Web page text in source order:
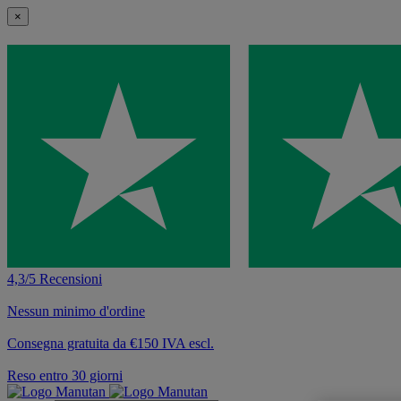
×
4,3/5 Recensioni
Nessun minimo d'ordine
Consegna gratuita da €150 IVA escl.
Reso entro 30 giorni